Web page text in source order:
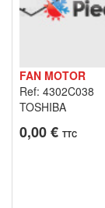
FAN MOTOR
Ref: 4302C038
TOSHIBA
0,00 € TTC